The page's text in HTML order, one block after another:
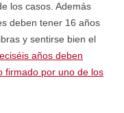
los casos. Además
deben tener 16 años
y sentirse bien el
años deben
firmado por uno de los